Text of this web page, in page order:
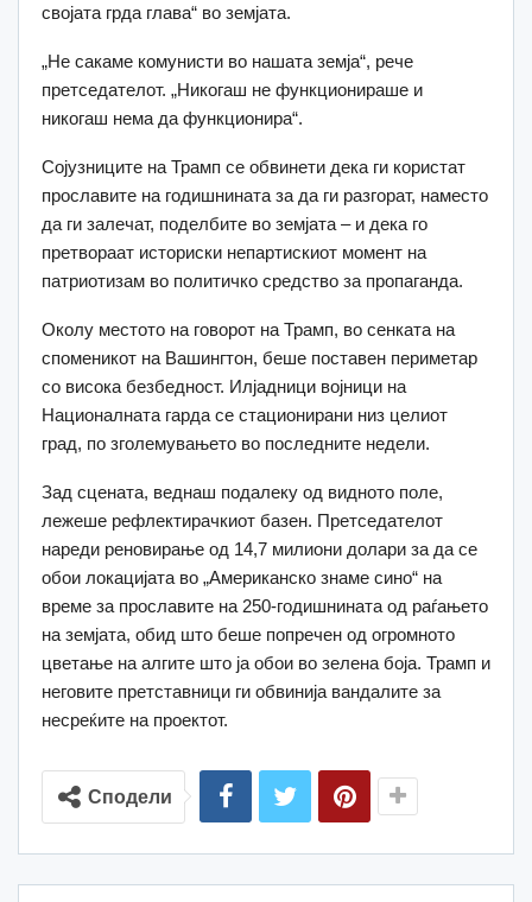
својата грда глава“ во земјата.
„Не сакаме комунисти во нашата земја“, рече
претседателот. „Никогаш не функционираше и
никогаш нема да функционира“.
Сојузниците на Трамп се обвинети дека ги користат
прославите на годишнината за да ги разгорат, наместо
да ги залечат, поделбите во земјата – и дека го
претвораат историски непартискиот момент на
патриотизам во политичко средство за пропаганда.
Околу местото на говорот на Трамп, во сенката на
споменикот на Вашингтон, беше поставен периметар
со висока безбедност. Илјадници војници на
Националната гарда се стационирани низ целиот
град, по зголемувањето во последните недели.
Зад сцената, веднаш подалеку од видното поле,
лежеше рефлектирачкиот базен. Претседателот
нареди реновирање од 14,7 милиони долари за да се
обои локацијата во „Американско знаме сино“ на
време за прославите на 250-годишнината од раѓањето
на земјата, обид што беше попречен од огромното
цветање на алгите што ја обои во зелена боја. Трамп и
неговите претставници ги обвинија вандалите за
несреќите на проектот.
Сподели